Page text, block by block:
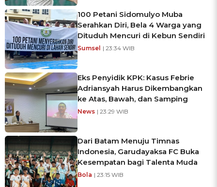
100 Petani Sidomulyo Muba
Serahkan Diri, Bela 4 Warga yang
Dituduh Mencuri di Kebun Sendiri
Sumsel | 23:34 WIB
Eks Penyidik KPK: Kasus Febrie
Adriansyah Harus Dikembangkan
ke Atas, Bawah, dan Samping
News | 23:29 WIB
Dari Batam Menuju Timnas
Indonesia, Garudayaksa FC Buka
Kesempatan bagi Talenta Muda
Bola | 23:15 WIB